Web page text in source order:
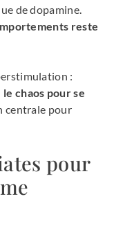
de dopamine.
reste
:
chaos pour se
centrale pour
pour